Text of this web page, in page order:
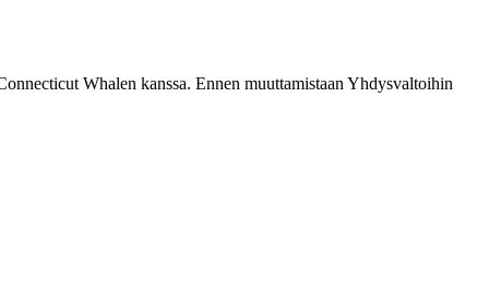
Whalen kanssa. Ennen muuttamistaan Yhdysvaltoihin